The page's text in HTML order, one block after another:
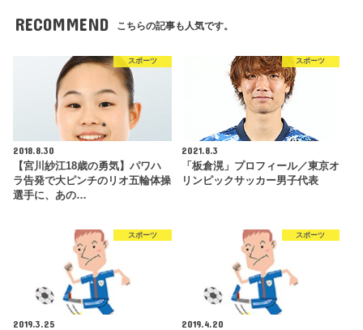
RECOMMEND こちらの記事も人気です。
スポーツ
2018.8.30
【宮川紗江18歳の勇気】パワハ
ラ告発で大ピンチのリオ五輪体操
選手に、あの…
スポーツ
2021.8.3
「板倉滉」プロフィール／東京オ
リンピックサッカー男子代表
スポーツ
2019.3.25
スポーツ
2019.4.20